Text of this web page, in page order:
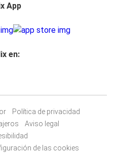
App
en:
Política de privacidad
Aviso legal
de las cookies